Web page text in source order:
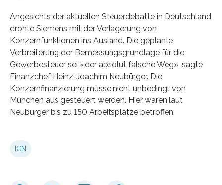
Angesichts der aktuellen Steuerdebatte in Deutschland
drohte Siemens mit der Verlagerung von
Konzernfunktionen ins Ausland. Die geplante
Verbreiterung der Bemessungsgrundlage für die
Gewerbesteuer sei «der absolut falsche Weg», sagte
Finanzchef Heinz-Joachim Neubürger. Die
Konzernfinanzierung müsse nicht unbedingt von
München aus gesteuert werden. Hier wären laut
Neubürger bis zu 150 Arbeitsplätze betroffen.
ICN